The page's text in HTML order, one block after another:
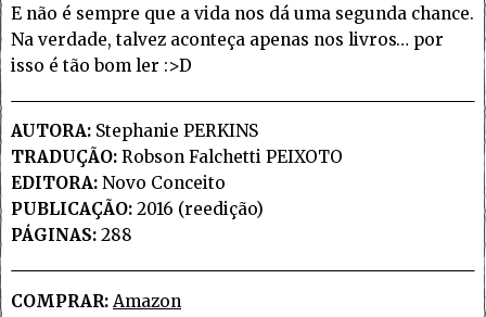
E não é sempre que a vida nos dá uma segunda chance.
Na verdade, talvez aconteça apenas nos livros… por
isso é tão bom ler :>D
AUTORA: Stephanie PERKINS
TRADUÇÃO: Robson Falchetti PEIXOTO
EDITORA: Novo Conceito
PUBLICAÇÃO: 2016 (reedição)
PÁGINAS: 288
COMPRAR: Amazon